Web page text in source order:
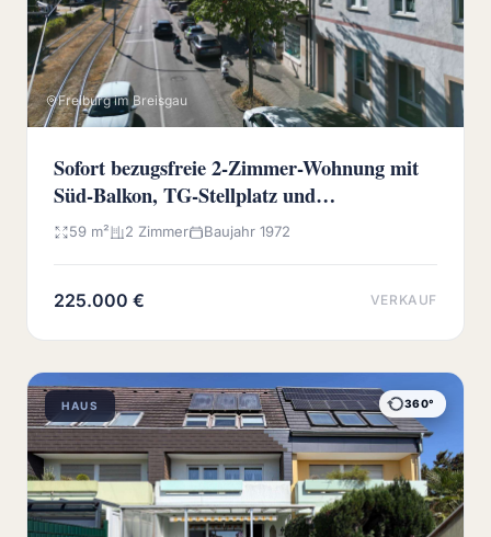
Freiburg im Breisgau
Sofort bezugsfreie 2-Zimmer-Wohnung mit
Süd-Balkon, TG-Stellplatz und
Wochenmarkt vor der Haustür
59 m² 2 Zimmer Baujahr 1972
225.000 € VERKAUF
HAUS 360°